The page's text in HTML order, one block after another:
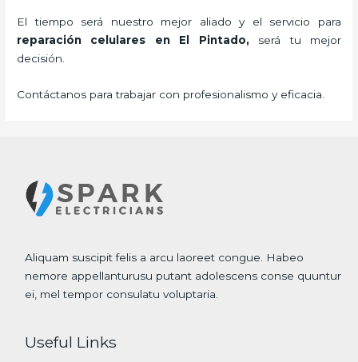
El tiempo será nuestro mejor aliado y el servicio para
reparación celulares
en El Pintado, será tu mejor
decisión.
Contáctanos para trabajar con profesionalismo y eficacia.
Aliquam suscipit felis a arcu laoreet congue. Habeo
nemore appellanturusu putant adolescens conse quuntur
ei, mel tempor consulatu voluptaria.
Useful Links